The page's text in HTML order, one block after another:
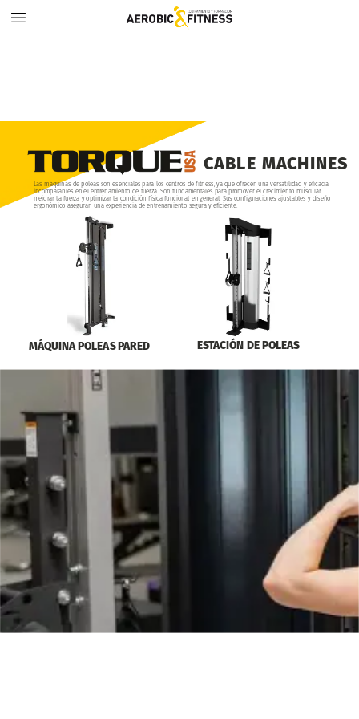
CABLE MACHINES
Las máquinas de poleas son esenciales para los centros de fitness, ya que ofrecen una versatilidad y eficacia
incomparables en el entrenamiento de fuerza. Son fundamentales para promover el crecimiento muscular,
mejorar la fuerza y optimizar la condición física funcional en general. Sus configuraciones ajustables y diseño
ergonómico aseguran una experiencia de entrenamiento segura y eficiente.
MÁQUINAPOLEASPARED ESTACIÓN DE POLEAS